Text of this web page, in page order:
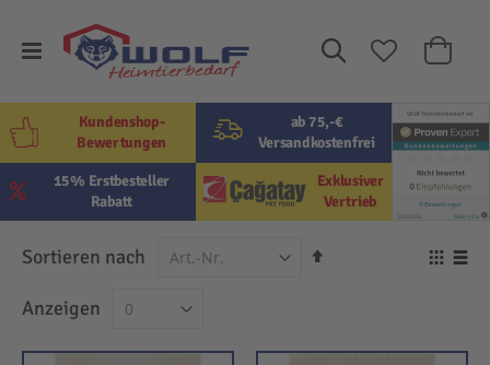
Suche
Mein
ab 75,-€
Versandkostenfrei
Exklusiver
Vertrieb
15% Erstbesteller
Rabatt
Kundenshop-
Bewertungen
Sortieren nach
In
Anzeigen